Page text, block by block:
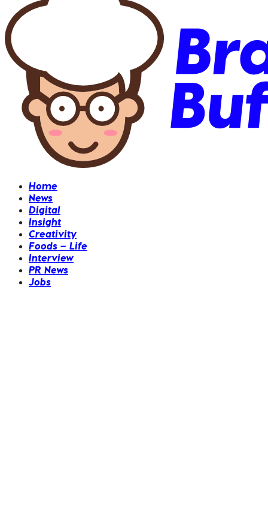
Home
News
Digital
Insight
Creativity
Foods – Life
Interview
PR News
Jobs